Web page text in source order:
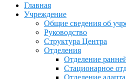
Главная
Учреждение
Общие сведения об
Руководство
Структура Центра
Отделения
Отделение
Стационарное
Отделение